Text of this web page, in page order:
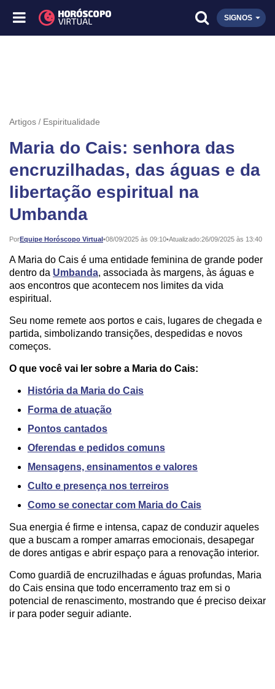
SIGNOS
Artigos Espiritualidade
Maria do Cais: senhora das
encruzilhadas, das águas e da
libertação espiritual na
Umbanda
PorEquipe Horóscopo Virtual•
Publicado: 08/09/2025 às 09:10•Atualizado:26/09/2025 às 13:40
A Maria do Cais é uma entidade feminina de grande poder
dentro da Umbanda, associada às margens, às águas e
aos encontros que acontecem nos limites da vida
espiritual.
Seu nome remete aos portos e cais, lugares de chegada e
partida, simbolizando transições, despedidas e novos
começos.
O que você vai ler sobre a Maria do Cais:
História da Maria do Cais
Forma de atuação
Pontos cantados
Oferendas e pedidos comuns
Mensagens, ensinamentos e valores
Culto e presença nos terreiros
Como se conectar com Maria do Cais
Sua energia é firme e intensa, capaz de conduzir aqueles
que a buscam a romper amarras emocionais, desapegar
de dores antigas e abrir espaço para a renovação interior.
Como guardiã de encruzilhadas e águas profundas, Maria
do Cais ensina que todo encerramento traz em si o
potencial de renascimento, mostrando que é preciso deixar
ir para poder seguir adiante.